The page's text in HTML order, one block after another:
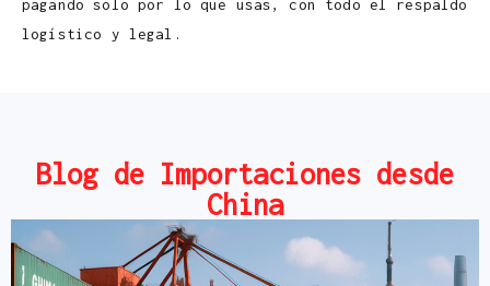
pagando solo por lo que usas, con todo el respaldo
logístico y legal.
Blog de Importaciones desde
China